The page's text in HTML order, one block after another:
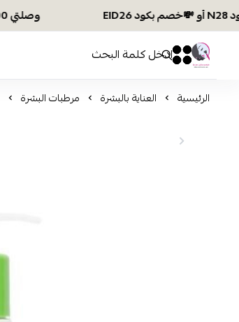
وصلتي 300 ريال؟ اختاري هديتك :🏍 شحن مجاني بكود N28 أو 💸خصم بكود EID26
افكار ومخازن العناية
0 0
الرئيسية العناية بالبشرة مرطبات البشرة